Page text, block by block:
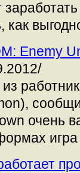
как
Enemy
очень